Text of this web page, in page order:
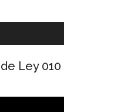
Ley 010